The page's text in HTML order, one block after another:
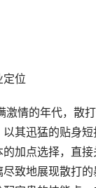
定位
激情的年代，散
其迅猛的贴身
加点选择，直
致地展现散打